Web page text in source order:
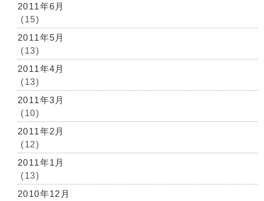
2011年6月
(15)
2011年5月
(13)
2011年4月
(13)
2011年3月
(10)
2011年2月
(12)
2011年1月
(13)
2010年12月